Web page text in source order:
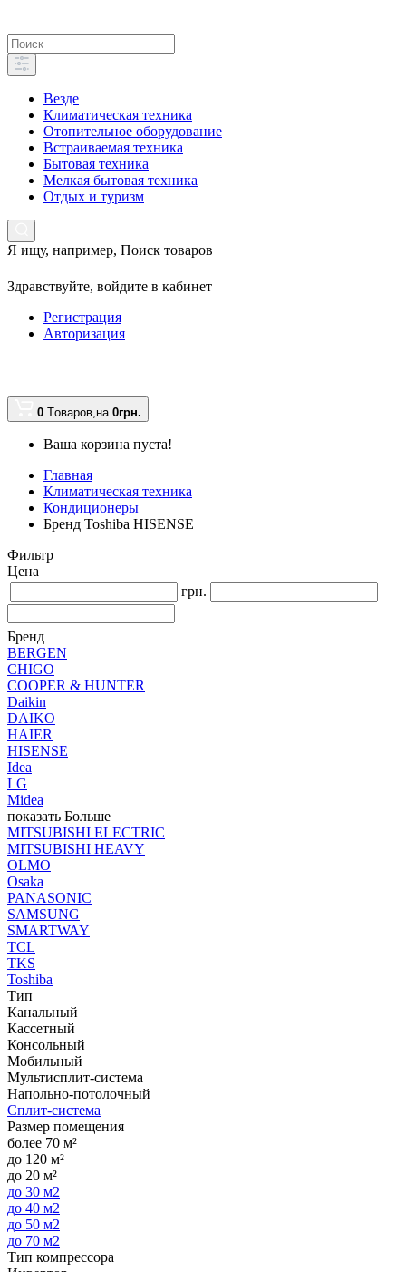
Везде
Климатическая техника
Отопительное оборудование
Встраиваемая техника
Бытовая техника
Мелкая бытовая техника
Отдых и туризм
Я ищу, например, Поиск товаров
Здравствуйте, войдите в кабинет
Регистрация
Авторизация
0 Tоваров,на 0грн.
Ваша корзина пуста!
Главная
Климатическая техника
Кондиционеры
Бренд Toshiba HISENSE
Фильтр
Цена
грн.
Бренд
BERGEN
CHIGO
COOPER & HUNTER
Daikin
DAIKO
HAIER
HISENSE
Idea
LG
Midea
показать Больше
MITSUBISHI ELECTRIC
MITSUBISHI HEAVY
OLMO
Osaka
PANASONIC
SAMSUNG
SMARTWAY
TCL
TKS
Toshiba
Тип
Канальный
Кассетный
Консольный
Мобильный
Мультисплит-система
Напольно-потолочный
Сплит-система
Размер помещения
более 70 м²
до 120 м²
до 20 м²
до 30 м2
до 40 м2
до 50 м2
до 70 м2
Тип компрессора